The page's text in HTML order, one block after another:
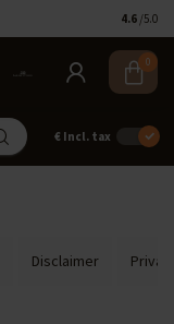
4.6 /5.0
0
€ Incl. tax
Disclaimer